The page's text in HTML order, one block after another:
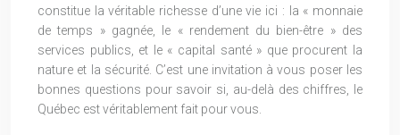
constitue la véritable richesse d’une vie ici : la « monnaie
de temps » gagnée, le « rendement du bien-être » des
services publics, et le « capital santé » que procurent la
nature et la sécurité. C’est une invitation à vous poser les
bonnes questions pour savoir si, au-delà des chiffres, le
Québec est véritablement fait pour vous.